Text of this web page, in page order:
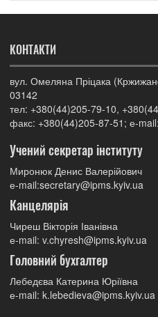
КОНТАКТИ
вул. Омеляна Пріцака
03142
тел: +380(44)205-79-10,
факс: +380(44)205-87-51; е-
Учений секретар інституту
Миронюк Денис Валерійович
е-mail:secretary@ipms.kyiv.ua
Канцелярія
Чиреш Вікторія Іванівна
е-mail: v.chyresh@ipms.kyiv.ua
Головний бухгалтер
Лебедєва Катерина Юріївна
е-mail: k.lebedieva@ipms.kyiv.ua